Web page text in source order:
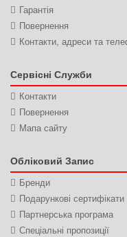
Гарантія
Повернення
Контакти, адреси та
Сервісні Служби
Контакти
Повернення
Мапа сайту
Обліковий Запис
Бренди
Подарункові сертифікати
Партнерська програма
Спеціальні пропозиції